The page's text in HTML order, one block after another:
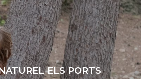
LIRE LA SUITE
ELS PORTS